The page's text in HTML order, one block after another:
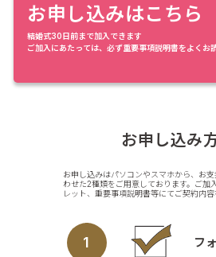
お申し込みはこちら
結婚式30日前まで加入できます
ご加入にあたっては、必ず重要事項説明書をよくお
お申し込み
お申し込みはパソコンやスマホから、お
わせた2種類をご用意しております。ご加
レット、重要事項説明書等にてご契約内容
1 フ